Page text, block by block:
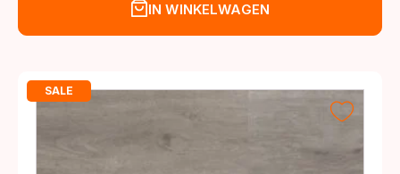
IN WINKELWAGEN
SALE